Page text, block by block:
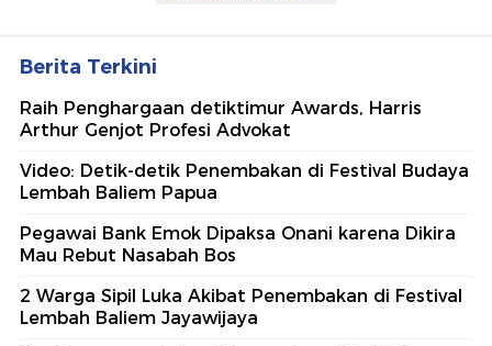
Berita Terkini
Raih Penghargaan detiktimur Awards, Harris
Arthur Genjot Profesi Advokat
Video: Detik-detik Penembakan di Festival Budaya
Lembah Baliem Papua
Pegawai Bank Emok Dipaksa Onani karena Dikira
Mau Rebut Nasabah Bos
2 Warga Sipil Luka Akibat Penembakan di Festival
Lembah Baliem Jayawijaya